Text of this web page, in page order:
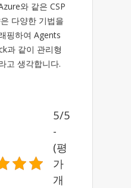
와 같은 CSP
다양한 기법을
핑하여 Agents
과 같이 관리형
고 생각합니다.
5/5
-
(평
가
개